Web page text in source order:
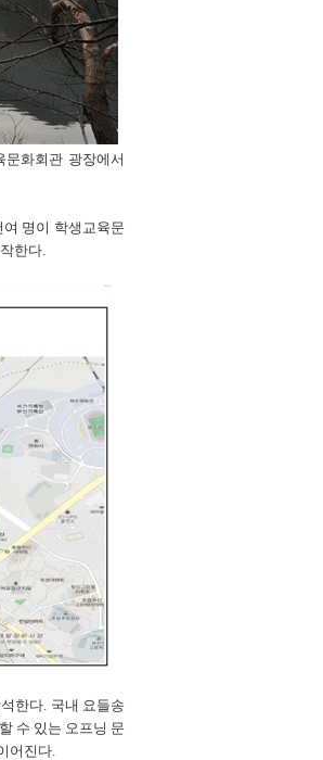
화회관 광장에서
명이 학생교육문
한다.
한다. 국내 요들송
수 있는 오프닝 문
어진다.